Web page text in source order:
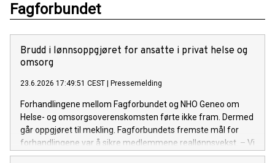
Fagforbundet
Brudd i lønnsoppgjøret for ansatte i privat helse og
omsorg
23.6.2026 17:49:51 CEST Pressemelding
Forhandlingene mellom Fagforbundet og NHO Geneo om
Helse- og omsorgsoverenskomsten førte ikke fram. Dermed
går oppgjøret til mekling. Fagforbundets fremste mål for
forhandlingene var å sikre medlemmene reallønnsvekst. – Vi
har møtt en arbeidsgiver som ikke var villig til å komme oss i